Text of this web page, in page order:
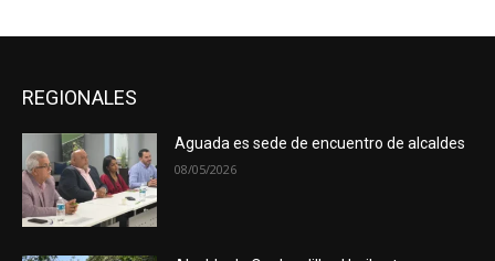
REGIONALES
Aguada es sede de encuentro de alcaldes
08/05/2026